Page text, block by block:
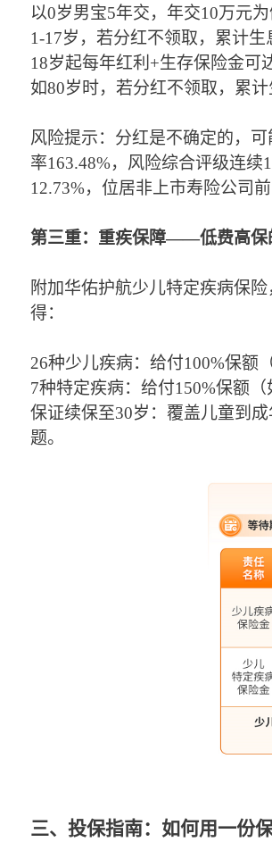
以0岁男宝5年交，年交10万元为
1-17岁 ， 若分红不领取， 累计生
18岁起每年红利+生存保险金可
如80岁时， 若分红不领取， 累计
风险提示：分红是不确定的，
率163.48%，风险综合评级连续1
12.73%，位居非上市寿险公司前
第三重：重疾保障——低费高保
附加华佑护航少儿特定疾病保险
得：
26种少儿疾病： 给付100%保额
7种特定疾病： 给付150%保额（
保证续保至30岁：覆盖儿童到
题。
三、投保指南：如何用一份